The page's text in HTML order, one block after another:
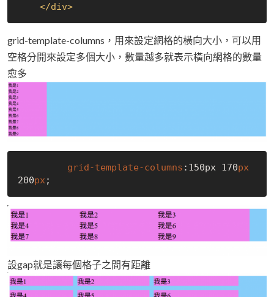
</div>
grid-template-columns，用來設定網格的橫向大小，可以用
空格分開來設定多個大小，數量越多就表示橫向網格的數量
愈多
grid-template-columns :150px 170px
200px
設gap就是讓每個格子之間有距離